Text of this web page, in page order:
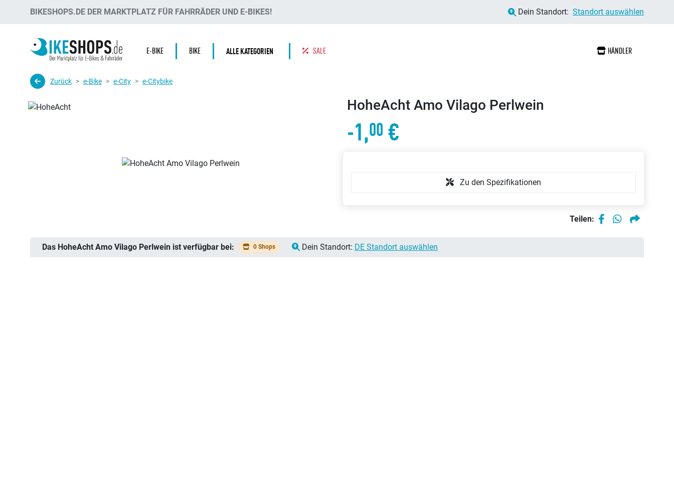
BIKESHOPS.DE DER MARKTPLATZ FÜR FAHRRÄDER UND E-BIKES! Dein Standort: Standort auswählen
E-BIKE BIKE ALLE KATEGORIEN SALE HÄNDLER
Zurück e-Bike e-City e-Citybike
HoheAcht Amo Vilago Perlwein
-1,00 €
Zu den Spezifikationen
Teilen:
Das HoheAcht Amo Vilago Perlwein ist verfügbar bei: 0 Shops Dein Standort: DE Standort auswählen